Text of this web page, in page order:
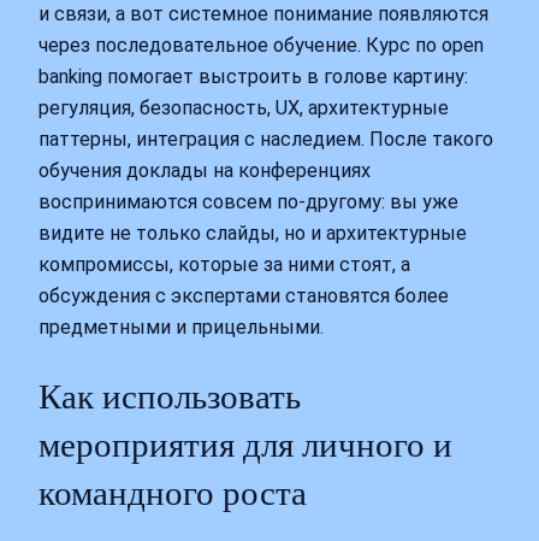
и связи, а вот системное понимание появляются
через последовательное обучение. Курс по open
banking помогает выстроить в голове картину:
регуляция, безопасность, UX, архитектурные
паттерны, интеграция с наследием. После такого
обучения доклады на конференциях
воспринимаются совсем по‑другому: вы уже
видите не только слайды, но и архитектурные
компромиссы, которые за ними стоят, а
обсуждения с экспертами становятся более
предметными и прицельными.
Как использовать
мероприятия для личного и
командного роста